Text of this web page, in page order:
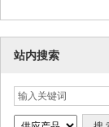
站内搜索